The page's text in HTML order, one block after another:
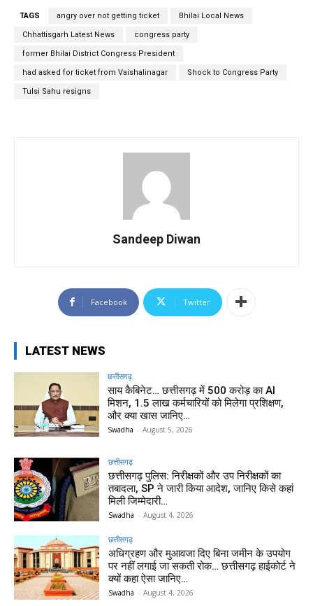
TAGS angry over not getting ticket Bhilai Local News
Chhattisgarh Latest News congress party
former Bhilai District Congress President
had asked for ticket from Vaishalinagar Shock to Congress Party
Tulsi Sahu resigns
Sandeep Diwan
Facebook Twitter
LATEST NEWS
छत्तीसगढ़
साय कैबिनेट… छत्तीसगढ़ में 500 करोड़ का AI
मिशन, 1.5 लाख कर्मचारियों को मिलेगा प्रशिक्षण,
और क्या खास जानिए…
Swadha - August 5, 2026
छत्तीसगढ़
छत्तीसगढ़ पुलिस: निरीक्षकों और उप निरीक्षकों का
तबादला, SP ने जारी किया आदेश, जानिए किसे कहां
मिली जिम्मेदारी…
Swadha - August 4, 2026
छत्तीसगढ़
अधिग्रहण और मुआवजा दिए बिना जमीन के उपयोग
पर नहीं लगाई जा सकती रोक… छत्तीसगढ़ हाईकोर्ट ने
क्यों कहा ऐसा जानिए…
Swadha - August 4, 2026